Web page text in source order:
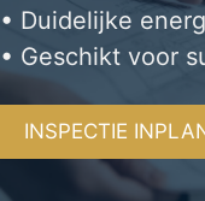
• Duidelijke
• Geschikt voor
INSPECTIE